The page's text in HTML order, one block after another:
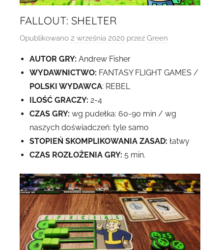
FALLOUT: SHELTER
Opublikowano 2 września 2020 przez Green
AUTOR GRY: Andrew Fisher
WYDAWNICTWO: FANTASY FLIGHT GAMES /
POLSKI WYDAWCA: REBEL
ILOŚĆ GRACZY: 2-4
CZAS GRY: wg pudełka: 60-90 min / wg
naszych doświadczeń: tyle samo
STOPIEŃ SKOMPLIKOWANIA ZASAD: łatwy
CZAS ROZŁOŻENIA GRY: 5 min.